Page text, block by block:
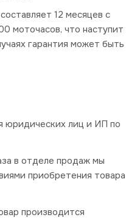
12 месяцев с
моточасов, что наступит
гарантия может быть
юридических лиц и ИП по
в отделе продаж мы
приобретения товара
производится